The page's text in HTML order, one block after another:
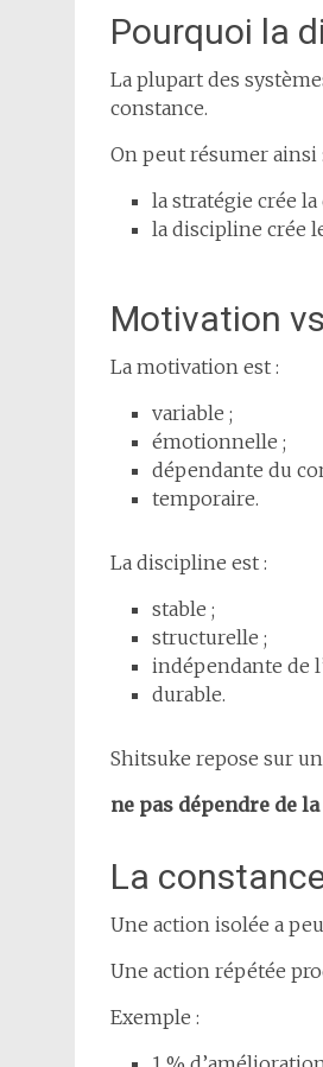
Pourquoi la
La plupart des
constance.
On peut résumer ainsi :
la stratégie crée
la discipline crée
Motivation
La motivation est :
variable ;
émotionnelle ;
dépendante du
temporaire.
La discipline est :
stable ;
structurelle ;
indépendante de
durable.
Shitsuke repose sur
ne pas dépendre de
La
Une action isolée a
Une action répétée
Exemple :